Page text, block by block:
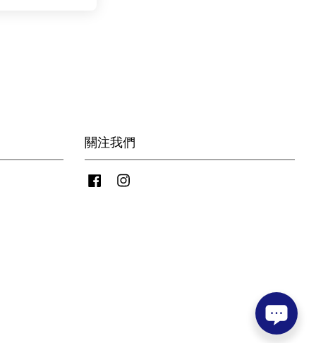
關注我們
Facebook